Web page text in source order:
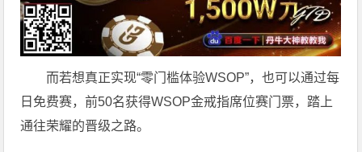
而若想真正实现“零门槛体验WSOP”，也可以通过每
日免费赛，前50名获得WSOP金戒指席位赛门票，踏上
通往荣耀的晋级之路。